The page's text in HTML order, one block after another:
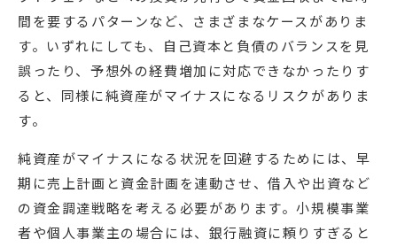
間を要するパターンなど、さまざまなケースがありま
す。いずれにしても、自己資本と負債のバランスを見
誤ったり、予想外の経費増加に対応できなかったりす
ると、同様に純資産がマイナスになるリスクがありま
す。
純資産がマイナスになる状況を回避するためには、早
期に売上計画と資金計画を連動させ、借入や出資など
の資金調達戦略を考える必要があります。小規模事業
者や個人事業主の場合には、銀行融資に頼りすぎると